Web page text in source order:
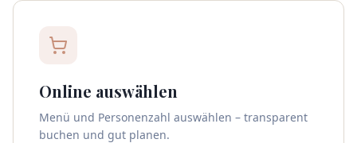
Online auswählen
Menü und Personenzahl auswählen – transparent
buchen und gut planen.